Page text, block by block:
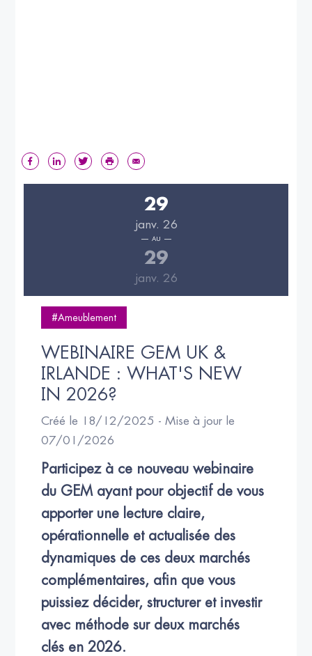
29
janv. 26
AU
29
janv. 26
#Ameublement
WEBINAIRE GEM UK &
IRLANDE : WHAT'S NEW
IN 2026?
Créé le 18/12/2025 - Mise à jour le
07/01/2026
Participez à ce nouveau webinaire
du GEM ayant pour objectif de vous
apporter une lecture claire,
opérationnelle et actualisée des
dynamiques de ces deux marchés
complémentaires, afin que vous
puissiez décider, structurer et investir
avec méthode sur deux marchés
clés en 2026.